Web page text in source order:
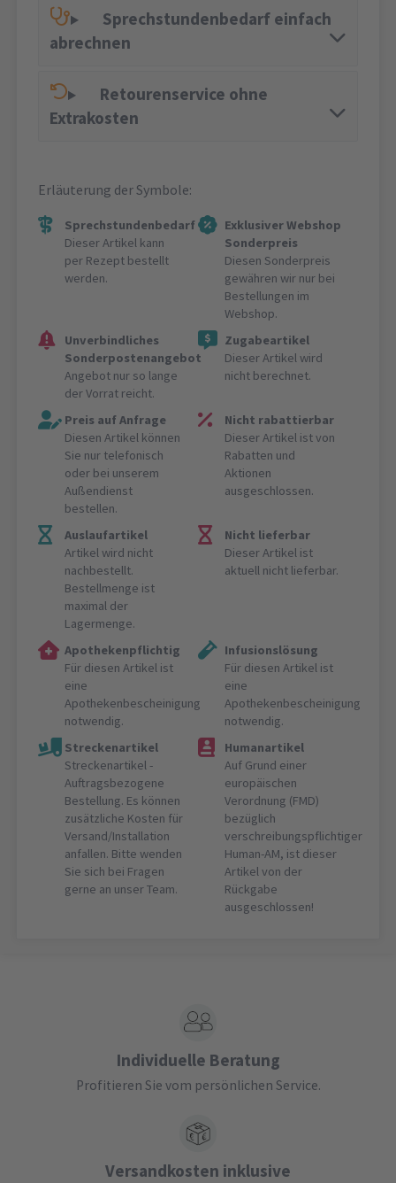
Sprechstundenbedarf einfach
abrechnen
Retourenservice ohne
Extrakosten
Erläuterung der Symbole:
Sprechstundenbedarf
Dieser Artikel kann
per Rezept bestellt
werden.
Exklusiver Webshop
Sonderpreis
Diesen Sonderpreis
gewähren wir nur bei
Bestellungen im
Webshop.
Unverbindliches
Sonderpostenangebot
Angebot nur so lange
der Vorrat reicht.
Zugabeartikel
Dieser Artikel wird
nicht berechnet.
Preis auf Anfrage
Diesen Artikel können
Sie nur telefonisch
oder bei unserem
Außendienst
bestellen.
Nicht rabattierbar
Dieser Artikel ist von
Rabatten und
Aktionen
ausgeschlossen.
Auslaufartikel
Artikel wird nicht
nachbestellt.
Bestellmenge ist
maximal der
Lagermenge.
Nicht lieferbar
Dieser Artikel ist
aktuell nicht lieferbar.
Apothekenpflichtig
Für diesen Artikel ist
eine
Apothekenbescheinigung
notwendig.
Infusionslösung
Für diesen Artikel ist
eine
Apothekenbescheinigung
notwendig.
Streckenartikel
Streckenartikel -
Auftragsbezogene
Bestellung. Es können
zusätzliche Kosten für
Versand/Installation
anfallen. Bitte wenden
Sie sich bei Fragen
gerne an unser Team.
Humanartikel
Auf Grund einer
europäischen
Verordnung (FMD)
bezüglich
verschreibungspflichtiger
Human-AM, ist dieser
Artikel von der
Rückgabe
ausgeschlossen!
Individuelle Beratung
Profitieren Sie vom persönlichen Service.
Versandkosten inklusive